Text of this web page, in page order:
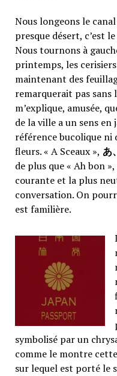
Nous longeons le
presque désert, c’est
Nous tournons à
printemps, les
maintenant des
remarquerait pas sans
m’explique, amusée,
de la ville a un sens
référence bucolique ni
fleurs. « A Sceaux », あ
de plus que « Ah bon
courante et la plus
conversation. On
est familière.
symbolisé par un
comme le montre
sur lequel est porté le